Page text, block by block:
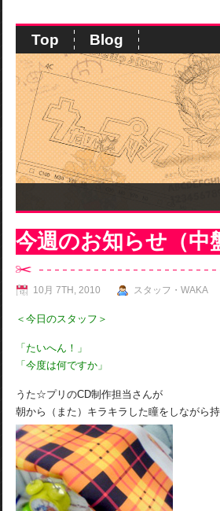
Top Blog
今週のお知らせ（中
10月 7TH, 2010 スタッフ・WAKA
＜今日のスタッフ＞
「たいへん！」
「今度は何ですか」
うた☆プリのCD制作担当さんが
朝から（また）キラキラした瞳をしながら